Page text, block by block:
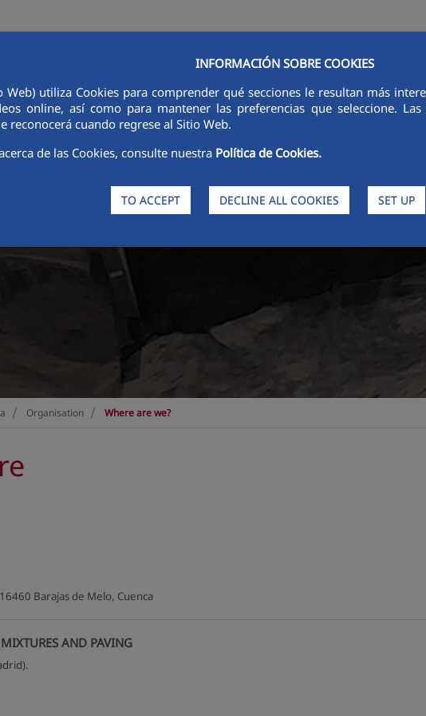
INFORMACIÓN SOBRE COOKIES
Web) utiliza Cookies para comprender qué secciones le resultan más
online, así como para mantener las preferencias que seleccione.
reconocerá cuando regrese al Sitio Web.
de las Cookies, consulte nuestra Política de Cookies.
TO ACCEPT DECLINE ALL COOKIES SET UP
CORPORATE AREA LINES OF ACTIVITY SUSTAINABILITY ETHICS AND
Organisation >Where are we?
Barajas de Melo, Cuenca
AND PAVING